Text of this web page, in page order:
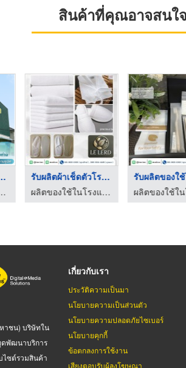
สินค้าที่คุณอาจสนใจ
ำดื่ม OE ...
OEM - สยามยูนิค
รับผลิตผ้าเช็ดตัวโรง ...
ผลิตของใช้ในโรงแรม รีสอร์ท ครบวงจร - อินเตอร์ไลฟ์ ออนคลิก
าชน) บริษัทใน
ดพัฒนาบริการ
ไซต์รวมสินค้า
เกี่ยวกับเรา
ประวัติความเป็นมา
นโยบายความเป็นส่วนตัว
นโยบายความปลอดภัยไซเบอร์
นโยบายคุกกี้
ข้อตกลงการใช้งาน
เสียงตอบรับผู้ลงโฆษณา